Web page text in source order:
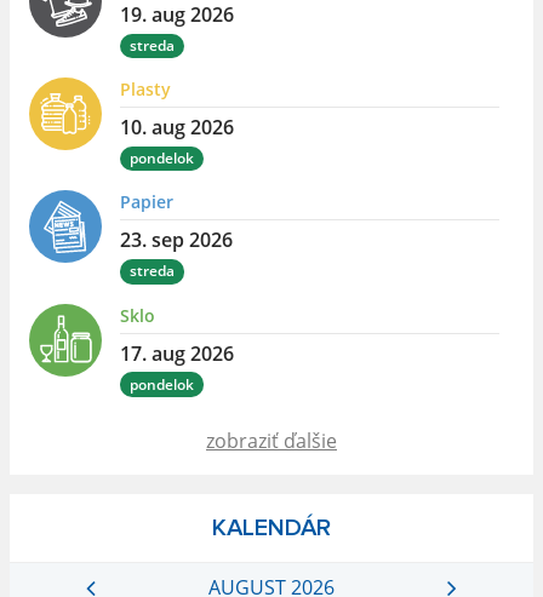
19. aug 2026
streda
Plasty
10. aug 2026
pondelok
Papier
23. sep 2026
streda
Sklo
17. aug 2026
pondelok
zobraziť ďalšie
KALENDÁR
AUGUST 2026